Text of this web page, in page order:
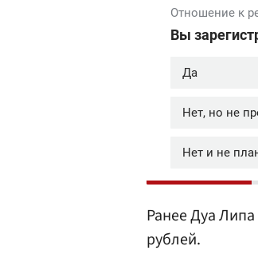
Ранее Дуа
рублей.